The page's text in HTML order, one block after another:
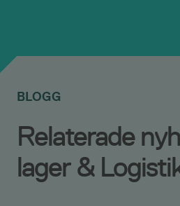
Relaterade
lager &
BLOGG